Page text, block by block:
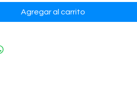
Agregar al carrito